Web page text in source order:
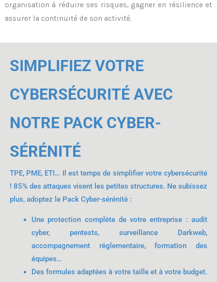
organisation à réduire ses risques, gagner en résilience et
assurer la continuité de son activité.
SIMPLIFIEZ VOTRE
CYBERSÉCURITÉ AVEC
NOTRE PACK CYBER-
SÉRÉNITÉ
TPE, PME, ETI… Il est temps de simplifier votre cybersécurité
! 85% des attaques visent les petites structures. Ne subissez
plus, adoptez le Pack Cyber-sérénité :
Une protection complète de votre entreprise : audit
cyber, pentests, surveillance Darkweb,
accompagnement réglementaire, formation des
équipes…
Des formules adaptées à votre taille et à votre budget.